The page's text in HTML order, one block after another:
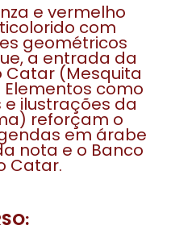
e vermelho
com
geométricos
a entrada da
Catar (Mesquita
como
ilustrações da
reforçam o
em árabe
nota e o Banco
Catar.